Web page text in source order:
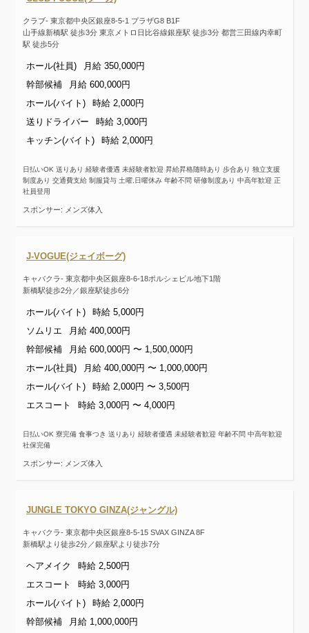
クラブ- 東京都中央区銀座8-5-1 プラザG8 B1F
山手線新橋駅 徒歩3分 東京メトロ日比谷線銀座駅 徒歩3分 都営三田線内幸町
駅 徒歩5分
ホール(社員)
月給 350,000円
幹部候補
月給 600,000円
ホール(バイト)
時給 2,000円
送りドライバー
時給 3,000円
キッチン(バイト)
時給 2,000円
日払いOK 送りあり 経験者優遇 未経験者歓迎 昇給昇格随時あり 歩合あり 独立支援
制度あり 交通費支給 制服貸与 土曜,日曜休み 年齢不問 研修制度あり 中高年歓迎 正
社員登用
スポンサー: メンズ体入
J-VOGUE(ジェイボーグ)
キャバクラ- 東京都中央区銀座8‐6‐18ポルシェビル地下1階
新橋駅徒歩2分／銀座駅徒歩6分
ホール(バイト)
時給 5,000円
ソムリエ
月給 400,000円
幹部候補
月給 600,000円 〜 1,500,000円
ホール(社員)
月給 400,000円 〜 1,000,000円
ホール(バイト)
時給 2,000円 〜 3,500円
エスコート
時給 3,000円 〜 4,000円
日払いOK 寮完備 食事つき 送りあり 経験者優遇 未経験者歓迎 年齢不問 中高年歓迎
社保完備
スポンサー: メンズ体入
JUNGLE TOKYO GINZA(ジャングル)
キャバクラ- 東京都中央区銀座8-5-15 SVAX GINZA 8F
新橋駅より徒歩2分／銀座駅より徒歩7分
ヘアメイク
時給 2,500円
エスコート
時給 3,000円
ホール(バイト)
時給 2,000円
幹部候補
月給 1,000,000円